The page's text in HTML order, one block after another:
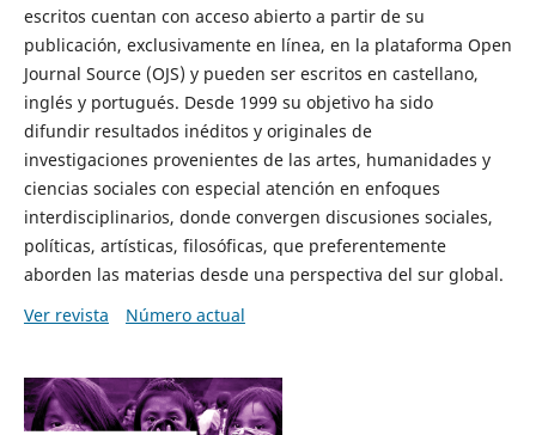
escritos cuentan con acceso abierto a partir de su
publicación, exclusivamente en línea, en la plataforma Open
Journal Source (OJS) y pueden ser escritos en castellano,
inglés y portugués. Desde 1999 su objetivo ha sido
difundir resultados inéditos y originales de
investigaciones provenientes de las artes, humanidades y
ciencias sociales con especial atención en enfoques
interdisciplinarios, donde convergen discusiones sociales,
políticas, artísticas, filosóficas, que preferentemente
aborden las materias desde una perspectiva del sur global.
Ver revista
Número actual